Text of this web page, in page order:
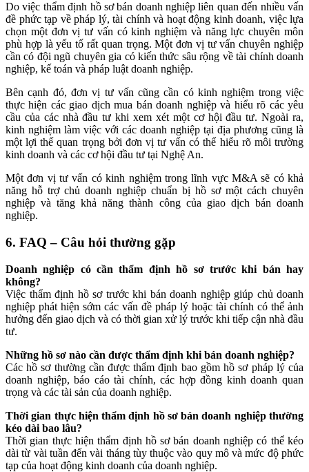
Do việc thẩm định hồ sơ bán doanh nghiệp liên quan đến nhiều vấn
đề phức tạp về pháp lý, tài chính và hoạt động kinh doanh, việc lựa
chọn một đơn vị tư vấn có kinh nghiệm và năng lực chuyên môn
phù hợp là yếu tố rất quan trọng. Một đơn vị tư vấn chuyên nghiệp
cần có đội ngũ chuyên gia có kiến thức sâu rộng về tài chính doanh
nghiệp, kế toán và pháp luật doanh nghiệp.
Bên cạnh đó, đơn vị tư vấn cũng cần có kinh nghiệm trong việc
thực hiện các giao dịch mua bán doanh nghiệp và hiểu rõ các yêu
cầu của các nhà đầu tư khi xem xét một cơ hội đầu tư. Ngoài ra,
kinh nghiệm làm việc với các doanh nghiệp tại địa phương cũng là
một lợi thế quan trọng bởi đơn vị tư vấn có thể hiểu rõ môi trường
kinh doanh và các cơ hội đầu tư tại Nghệ An.
Một đơn vị tư vấn có kinh nghiệm trong lĩnh vực M&A sẽ có khả
năng hỗ trợ chủ doanh nghiệp chuẩn bị hồ sơ một cách chuyên
nghiệp và tăng khả năng thành công của giao dịch bán doanh
nghiệp.
6. FAQ – Câu hỏi thường gặp
Doanh nghiệp có cần thẩm định hồ sơ trước khi bán hay
không?
Việc thẩm định hồ sơ trước khi bán doanh nghiệp giúp chủ doanh
nghiệp phát hiện sớm các vấn đề pháp lý hoặc tài chính có thể ảnh
hưởng đến giao dịch và có thời gian xử lý trước khi tiếp cận nhà đầu
tư.
Những hồ sơ nào cần được thẩm định khi bán doanh nghiệp?
Các hồ sơ thường cần được thẩm định bao gồm hồ sơ pháp lý của
doanh nghiệp, báo cáo tài chính, các hợp đồng kinh doanh quan
trọng và các tài sản của doanh nghiệp.
Thời gian thực hiện thẩm định hồ sơ bán doanh nghiệp thường
kéo dài bao lâu?
Thời gian thực hiện thẩm định hồ sơ bán doanh nghiệp có thể kéo
dài từ vài tuần đến vài tháng tùy thuộc vào quy mô và mức độ phức
tạp của hoạt động kinh doanh của doanh nghiệp.